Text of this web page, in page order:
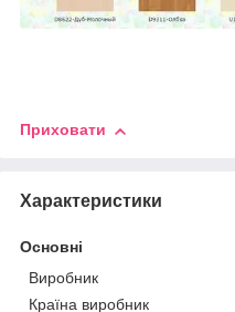
Приховати
Характеристики
Основні
Виробник
Країна виробник